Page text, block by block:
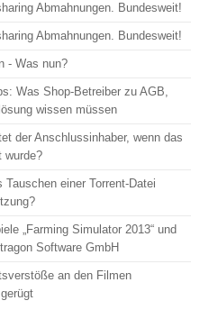
Abmahnungen. Bundesweit!
Abmahnungen. Bundesweit!
- Was nun?
Was Shop-Betreiber zu AGB,
wissen müssen
der Anschlussinhaber, wenn das
wurde?
einer Torrent-Datei
„Farming Simulator 2013“ und
Software GmbH
an den Filmen